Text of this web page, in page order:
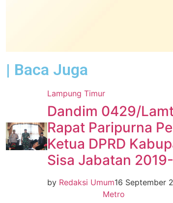
| Baca Juga
Lampung Timur
Dandim 0429/
Rapat Paripurna
Ketua DPRD
Sisa Jabatan
by Redaksi Umum16 September
Metro